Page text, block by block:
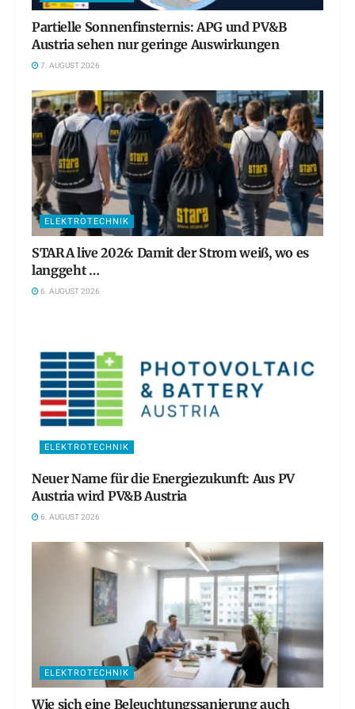
Partielle Sonnenfinsternis: APG und PV&B
Austria sehen nur geringe Auswirkungen
7. AUGUST 2026
ELEKTROTECHNIK
STARA live 2026: Damit der Strom weiß, wo es
langgeht …
6. AUGUST 2026
ELEKTROTECHNIK
Neuer Name für die Energiezukunft: Aus PV
Austria wird PV&B Austria
6. AUGUST 2026
ELEKTROTECHNIK
Wie sich eine Beleuchtungssanierung auch